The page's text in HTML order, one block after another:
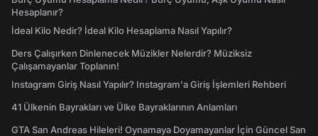
Hesaplanır?
İdeal Kilo Nedir? İdeal Kilo Hesaplama Nasıl Yapılır?
Ders Çalışırken Dinlenecek Müzikler Nelerdir? Müziksiz
Çalışamayanlar Toplanın!
Instagram Giriş Nasıl Yapılır? Instagram'a Giriş İşlemleri Rehberi
41 Ülkenin Bayrakları ve Ülke Bayraklarının Anlamları
GTA San Andreas Hileleri! Oynamaya Doyamayanlar İçin Güncel San